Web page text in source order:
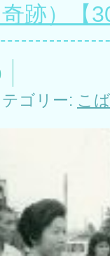
跡）【
テゴリー: こ